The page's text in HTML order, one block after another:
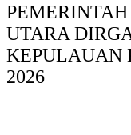
UTARA
KEPULAUAN
2026